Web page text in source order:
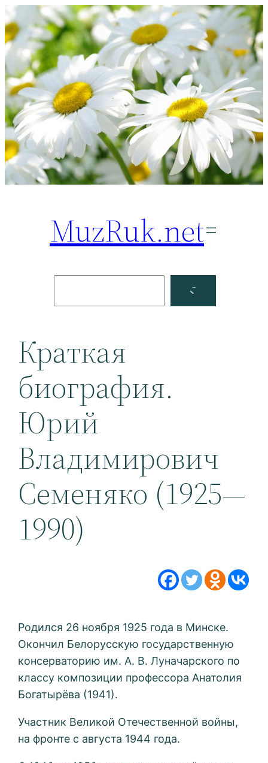
Перейти
к
содержимому
MuzRuk.net
Facebook
Краткая
биография.
Юрий
Владимирович
Семеняко (1925—
1990)
Родился 26 ноября 1925 года в Минске.
Окончил Белорусскую государственную
консерваторию им. А. В. Луначарского по
классу композиции профессора Анатолия
Богатырёва (1941).
Участник Великой Отечественной войны,
на фронте с августа 1944 года.